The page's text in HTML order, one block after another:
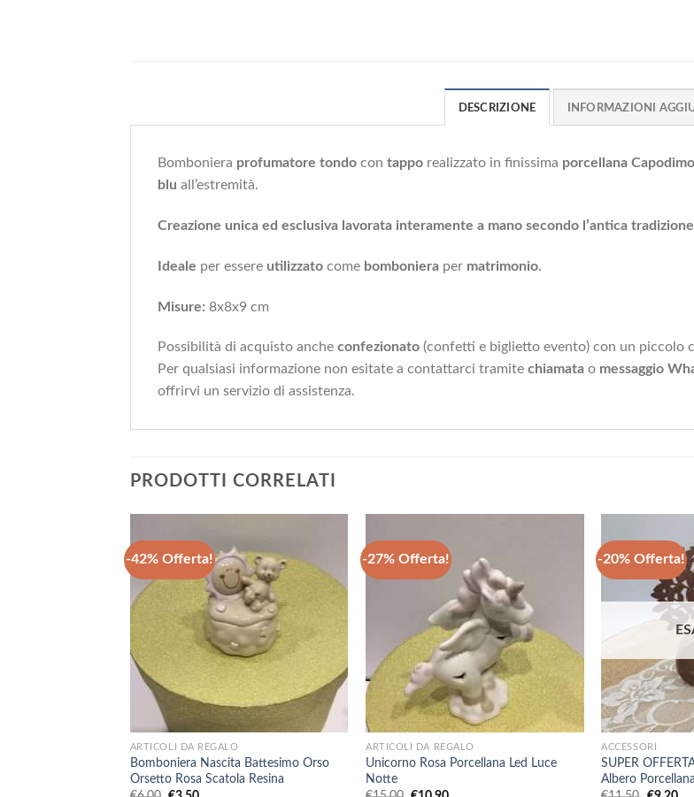
DESCRIZIONE INFORMAZIONI
Bomboniera profumatore tondo con tappo realizzato in finissima porcellana
blu all’estremità.
Creazione unica ed esclusiva lavorata interamente a mano secondo l’antica
Ideale per essere utilizzato come bomboniera per matrimonio.
Misure: 8x8x9 cm
Possibilità di acquisto anche confezionato (confetti e biglietto evento) con un piccolo
Per qualsiasi informazione non esitate a contattarci tramite chiamata o messaggio
offrirvi un servizio di assistenza.
PRODOTTI CORRELATI
-42% Offerta!
ARTICOLI DA REGALO
Bomboniera Nascita Battesimo Orso
Orsetto Rosa Scatola Resina
-27% Offerta!
ARTICOLI DA REGALO
Unicorno Rosa Porcellana Led Luce
Notte
-20% Offerta!
+
ACCESSORI
SUPER
Albero Porcellana